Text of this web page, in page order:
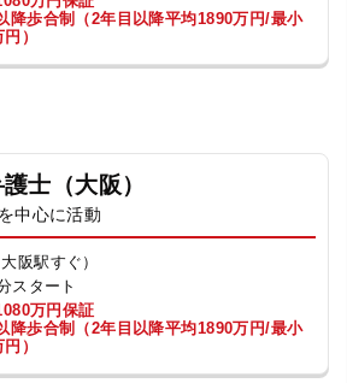
降歩合制（2年目以降平均1890万円/最小
）
士（大阪）
中心に活動
阪駅すぐ）
スタート
万円保証
降歩合制（2年目以降平均1890万円/最小
）
シー 利用規約
受賞 定義集 動画集